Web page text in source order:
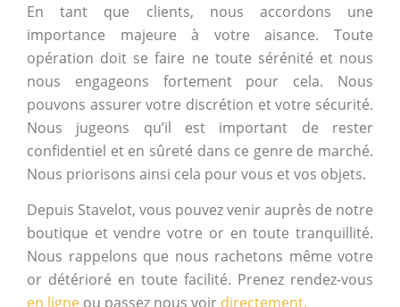
En tant que clients, nous accordons une
importance majeure à votre aisance. Toute
opération doit se faire ne toute sérénité et nous
nous engageons fortement pour cela. Nous
pouvons assurer votre discrétion et votre sécurité.
Nous jugeons qu’il est important de rester
confidentiel et en sûreté dans ce genre de marché.
Nous priorisons ainsi cela pour vous et vos objets.
Depuis Stavelot, vous pouvez venir auprès de notre
boutique et vendre votre or en toute tranquillité.
Nous rappelons que nous rachetons même votre
or détérioré en toute facilité. Prenez rendez-vous
en ligne ou passez nous voir directement.